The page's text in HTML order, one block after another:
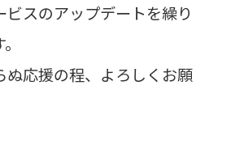
ビスのアップデートを繰り
ぬ応援の程、よろしくお願